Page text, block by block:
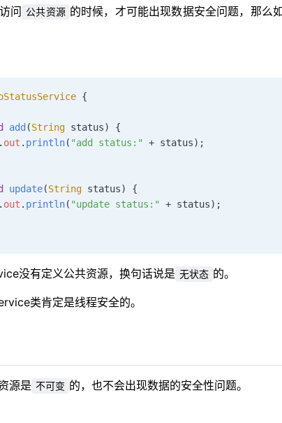
问 公共资源 的时候，才可能出现数据安全问题，那么
{
add (String status)
{
. out . println( "add status:" + status);
update(String status)
{
. out . println( "update status:" + status);
没有定义公共资源，换句话说是 无状态 的。
类肯定是线程安全的。
源是 不可变 的，也不会出现数据的安全性问题。